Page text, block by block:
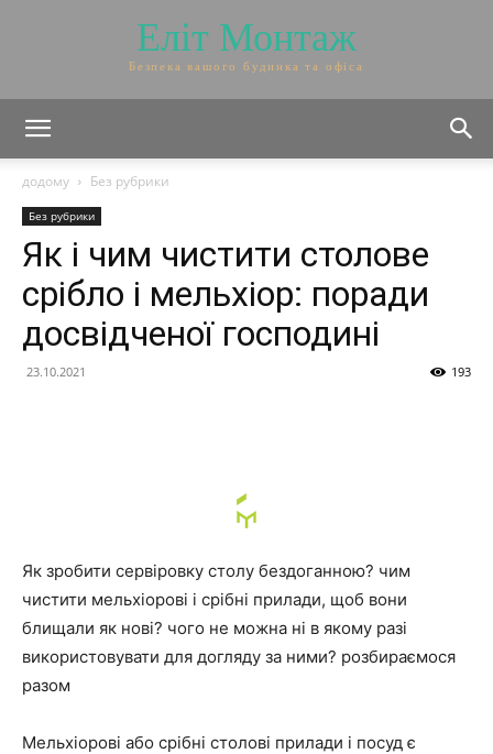
Еліт Монтаж
Безпека вашого будинка та офіса
додому Без рубрики
Без рубрики
Як і чим чистити столове
срібло і мельхіор: поради
досвідченої господині
23.10.2021 193
Як зробити сервіровку столу бездоганною? чим
чистити мельхіорові і срібні прилади, щоб вони
блищали як нові? чого не можна ні в якому разі
використовувати для догляду за ними? розбираємося
разом
Мельхіорові або срібні столові прилади і посуд є